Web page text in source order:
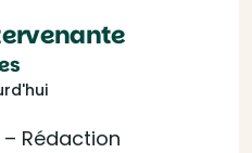
– Rédaction